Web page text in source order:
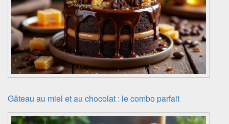
Gâteau au miel et au chocolat : le combo parfait